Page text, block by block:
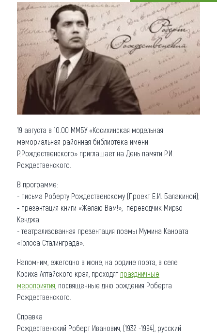
Что привезти (сувениры)
О регионе
Коллекция впечатлений
Другие рубрики
19 августа в 10.00 ММБУ «Косихинская модельная
мемориальная районная библиотека имени
Р.Рождественского» приглашает на День памяти Р.И.
Рождественского.
В программе:
- письма Роберту Рождественскому (Проект Е.И. Балакиной);
- презентация книги «Желаю Вам!», переводчик Мирзо
Кенджа;
- театрализованная презентация поэмы Мумина Каноата
«Голоса Сталинграда».
Напомним, ежегодно в июне, на родине поэта, в селе
Косиха Алтайского края, проходят праздничные
мероприятия , посвященные дню рождения Роберта
Рождественского.
Справка
Рождественский Роберт Иванович, (1932 -1994), русский